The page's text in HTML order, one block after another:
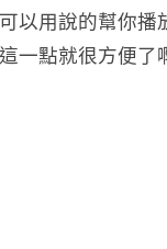
以用說的幫你播
一點就很方便了